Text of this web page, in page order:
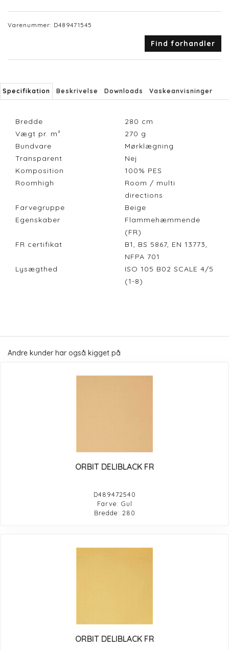
Varenummer: D489471545
Find forhandler
Specifikation Beskrivelse Downloads Vaskeanvisninger
Bredde 280 cm
Vægt pr. m²
270 g
Bundvare
Mørklægning
Transparent
Nej
Komposition
100% PES
Roomhigh
Room / multi
directions
Farvegruppe
Beige
Egenskaber
Flammehæmmende
(FR)
FR certifikat
B1, BS 5867, EN 13773,
NFPA 701
Lysægthed
ISO 105 B02 SCALE 4/5
(1-8)
Andre kunder har også kigget på
ORBIT DELIBLACK FR
D489472540
Farve: Gul
Bredde: 280
ORBIT DELIBLACK FR